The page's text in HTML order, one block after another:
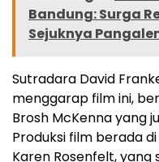
Bandung: Surga
Sejuknya
Sutradara David
menggarap film ini,
Brosh McKenna yang
Produksi film berada
Karen Rosenfelt, yang